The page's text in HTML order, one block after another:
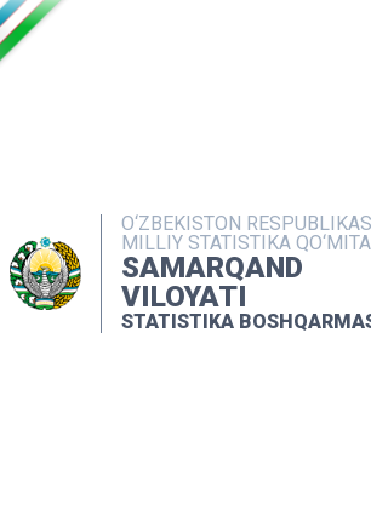
O‘ZBEKISTON
MILLIY STATISTIKA
SAMARQAND
VILOYATI
STATISTIKA
MATBUOT XIZMATI
MUROJAATLAR
KONTAKTLAR